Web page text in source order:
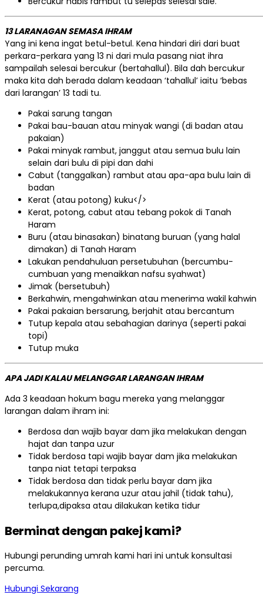
13 LARANAGAN SEMASA IHRAM
Yang ini kena ingat betul-betul. Kena hindari diri dari buat
perkara-perkara yang 13 ni dari mula pasang niat ihra
sampailah selesai bercukur (bertahallul). Bila dah bercukur
maka kita dah berada dalam keadaan ‘tahallul’ iaitu ‘bebas
dari larangan’ 13 tadi tu.
Pakai sarung tangan
Pakai bau-bauan atau minyak wangi (di badan atau
pakaian)
Pakai minyak rambut, janggut atau semua bulu lain
selain dari bulu di pipi dan dahi
Cabut (tanggalkan) rambut atau apa-apa bulu lain di
badan
Kerat (atau potong) kuku</>
Kerat, potong, cabut atau tebang pokok di Tanah
Haram
Buru (atau binasakan) binatang buruan (yang halal
dimakan) di Tanah Haram
Lakukan pendahuluan persetubuhan (bercumbu-
cumbuan yang menaikkan nafsu syahwat)
Jimak (bersetubuh)
Berkahwin, mengahwinkan atau menerima wakil kahwin
Pakai pakaian bersarung, berjahit atau bercantum
Tutup kepala atau sebahagian darinya (seperti pakai
topi)
Tutup muka
APA JADI KALAU MELANGGAR LARANGAN IHRAM
Ada 3 keadaan hokum bagu mereka yang melanggar
larangan dalam ihram ini:
Berdosa dan wajib bayar dam jika melakukan dengan
hajat dan tanpa uzur
Tidak berdosa tapi wajib bayar dam jika melakukan
tanpa niat tetapi terpaksa
Tidak berdosa dan tidak perlu bayar dam jika
melakukannya kerana uzur atau jahil (tidak tahu),
terlupa,dipaksa atau dilakukan ketika tidur
Berminat dengan pakej kami?
Hubungi perunding umrah kami hari ini untuk konsultasi
percuma.
Hubungi Sekarang